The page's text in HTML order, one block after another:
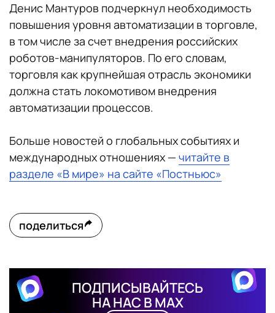
Денис Мантуров подчеркнул необходимость
повышения уровня автоматизации в торговле,
в том числе за счет внедрения российских
роботов-манипуляторов. По его словам,
торговля как крупнейшая отрасль экономики
должна стать локомотивом внедрения
автоматизации процессов.
Больше новостей о глобальных событиях и
международных отношениях — читайте в
разделе «В мире» на сайте «Постньюс»
поделиться
ПОДПИСЫВАЙТЕСЬ
НА НАС В MAX